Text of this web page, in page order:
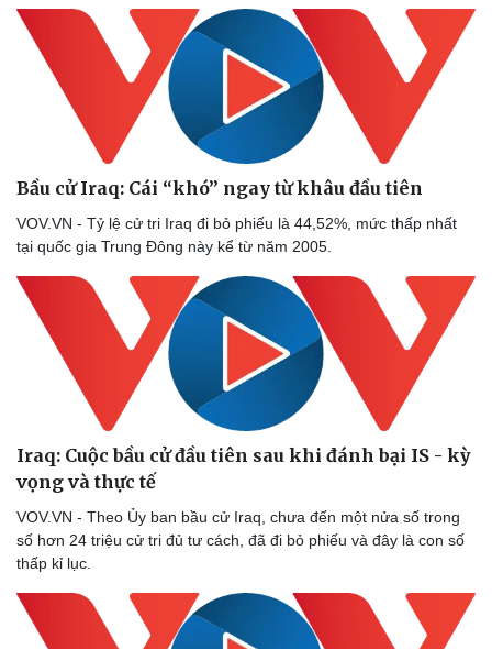
Bầu cử Iraq: Cái “khó” ngay từ khâu đầu tiên
VOV.VN - Tỷ lệ cử tri Iraq đi bỏ phiếu là 44,52%, mức thấp nhất
tại quốc gia Trung Đông này kể từ năm 2005.
Iraq: Cuộc bầu cử đầu tiên sau khi đánh bại IS - kỳ
vọng và thực tế
VOV.VN - Theo Ủy ban bầu cử Iraq, chưa đến một nửa số trong
số hơn 24 triệu cử tri đủ tư cách, đã đi bỏ phiếu và đây là con số
thấp kỉ lục.